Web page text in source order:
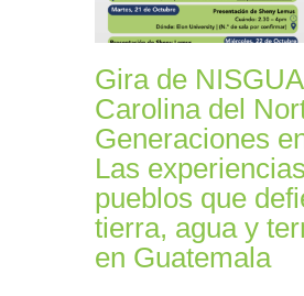
Gira de
Carolina del
Generaciones
Las
pueblos que
tierra, agua y
en Guatemala